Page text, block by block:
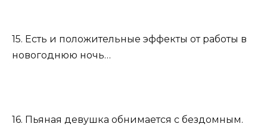
15. Есть и положительные эффекты от работы в
новогоднюю ночь…
16. Пьяная девушка обнимается с бездомным.